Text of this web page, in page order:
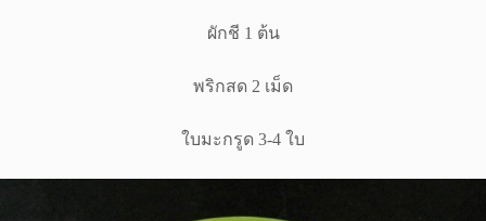
ผักชี 1 ต้น
พริกสด 2 เม็ด
ใบมะกรูด 3-4 ใบ